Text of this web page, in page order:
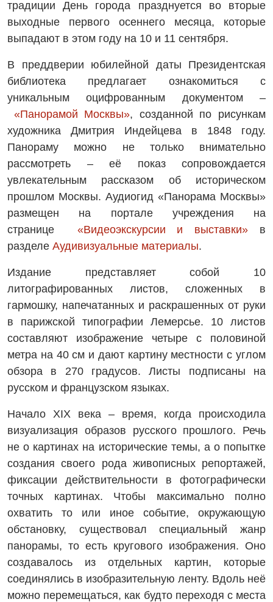
традиции День города празднуется во вторые
выходные первого осеннего месяца, которые
выпадают в этом году на 10 и 11 сентября.
В преддверии юбилейной даты Президентская
библиотека предлагает ознакомиться с
уникальным оцифрованным документом –
«Панорамой Москвы», созданной по рисункам
художника Дмитрия Индейцева в 1848 году.
Панораму можно не только внимательно
рассмотреть – её показ сопровождается
увлекательным рассказом об историческом
прошлом Москвы. Аудиогид «Панорама Москвы»
размещен на портале учреждения на
странице «Видеоэкскурсии и выставки» в
разделе Аудивизуальные материалы.
Издание представляет собой 10
литографированных листов, сложенных в
гармошку, напечатанных и раскрашенных от руки
в парижской типографии Лемерсье. 10 листов
составляют изображение четыре с половиной
метра на 40 см и дают картину местности с углом
обзора в 270 градусов. Листы подписаны на
русском и французском языках.
Начало XIX века – время, когда происходила
визуализация образов русского прошлого. Речь
не о картинах на исторические темы, а о попытке
создания своего рода живописных репортажей,
фиксации действительности в фотографически
точных картинах. Чтобы максимально полно
охватить то или иное событие, окружающую
обстановку, существовал специальный жанр
панорамы, то есть кругового изображения. Оно
создавалось из отдельных картин, которые
соединялись в изобразительную ленту. Вдоль неё
можно перемещаться, как будто переходя с места